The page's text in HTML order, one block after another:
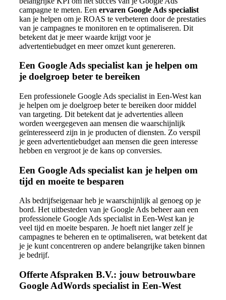
campagne te meten. Een ervaren Google Ads specialist
kan je helpen om je ROAS te verbeteren door de prestaties
van je campagnes te monitoren en te optimaliseren. Dit
betekent dat je meer waarde krijgt voor je
advertentiebudget en meer omzet kunt genereren.
Een Google Ads specialist kan je helpen om
je doelgroep beter te bereiken
Een professionele Google Ads specialist in Een-West kan
je helpen om je doelgroep beter te bereiken door middel
van targeting. Dit betekent dat je advertenties alleen
worden weergegeven aan mensen die waarschijnlijk
geïnteresseerd zijn in je producten of diensten. Zo verspil
je geen advertentiebudget aan mensen die geen interesse
hebben en vergroot je de kans op conversies.
Een Google Ads specialist kan je helpen om
tijd en moeite te besparen
Als bedrijfseigenaar heb je waarschijnlijk al genoeg op je
bord. Het uitbesteden van je Google Ads beheer aan een
professionele Google Ads specialist in Een-West kan je
veel tijd en moeite besparen. Je hoeft niet langer zelf je
campagnes te beheren en te optimaliseren, wat betekent dat
je je kunt concentreren op andere belangrijke taken binnen
je bedrijf.
Offerte Afspraken B.V.: jouw betrouwbare
Google AdWords specialist in Een-West